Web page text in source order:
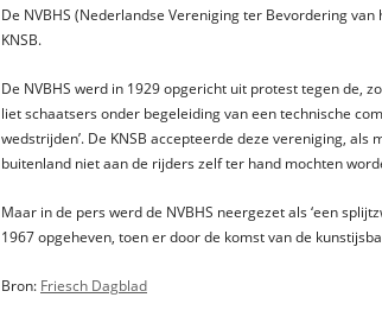
De NVBHS (Nederlandse Vereniging ter Bevordering
KNSB.
De NVBHS werd in 1929 opgericht uit protest tegen de,
liet schaatsers onder begeleiding van een technische
wedstrijden’. De KNSB accepteerde deze vereniging,
buitenland niet aan de rijders zelf ter hand mochten
Maar in de pers werd de NVBHS neergezet als ‘een
1967 opgeheven, toen er door de komst van de
Bron: Friesch Dagblad